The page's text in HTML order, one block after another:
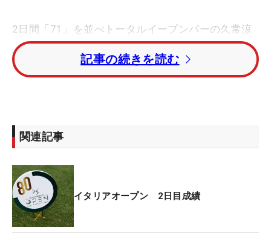
2日間「71」を並べトータルイーブンパーの久常涼
が32位タイで、日本勢で唯一決勝ラウンドにコマを
進めた。トータル4オーバー・81位タイの川村昌
弘、トータル8オーバー・122位タイの比嘉一貴は予
大会はトータル2オーバー・62位タイまでに入った
72人が、6日から始まる決勝ラウンドを戦う。
記事の続きを読む
関連記事
イタリアオープン 2日目成績